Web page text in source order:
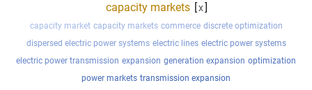
capacity markets [x]
capacity market capacity markets commerce discrete optimization
dispersed electric power systems electric lines electric power systems
electric power transmission expansion generation expansion optimization
power markets transmission expansion